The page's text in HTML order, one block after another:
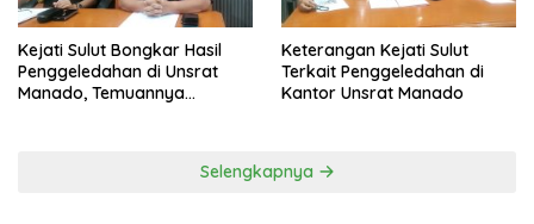
Kejati Sulut Bongkar Hasil
Penggeledahan di Unsrat
Manado, Temuannya
Keterangan Kejati Sulut
Terkait Penggeledahan di
Kantor Unsrat Manado
Selengkapnya